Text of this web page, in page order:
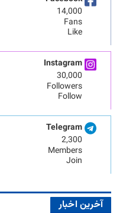
14,000
Fans
Like
Instagram
30,000
Followers
Follow
Telegram
2,300
Members
Join
آخرین اخبار